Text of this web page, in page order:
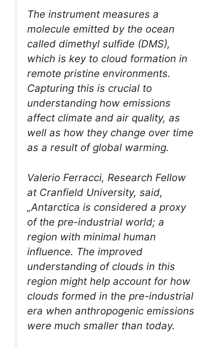
The instrument measures a
molecule emitted by the ocean
called dimethyl sulfide (DMS),
which is key to cloud formation in
remote pristine environments.
Capturing this is crucial to
understanding how emissions
affect climate and air quality, as
well as how they change over time
as a result of global warming.
Valerio Ferracci, Research Fellow
at Cranfield University, said,
„Antarctica is considered a proxy
of the pre-industrial world; a
region with minimal human
influence. The improved
understanding of clouds in this
region might help account for how
clouds formed in the pre-industrial
era when anthropogenic emissions
were much smaller than today.